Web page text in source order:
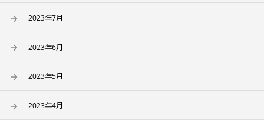
2023年7月
2023年6月
2023年5月
2023年4月